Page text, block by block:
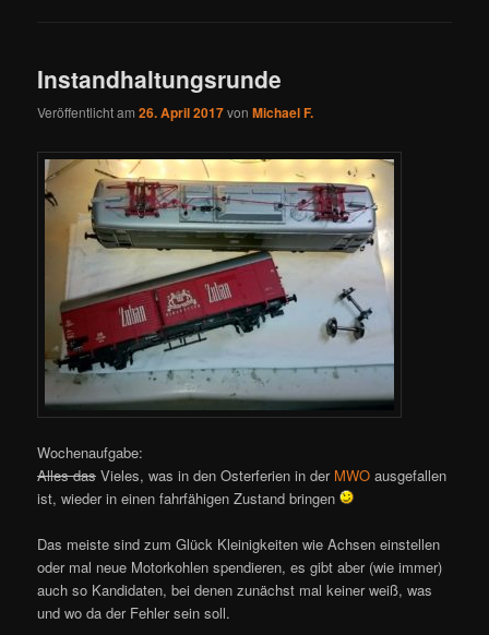
Instandhaltungsrunde
Veröffentlicht am26. April 2017vonMichael F.
Wochenaufgabe:
Alles das Vieles, was in den Osterferien in der MWO ausgefallen
ist, wieder in einen fahrfähigen Zustand bringen
Das meiste sind zum Glück Kleinigkeiten wie Achsen einstellen
oder mal neue Motorkohlen spendieren, es gibt aber (wie immer)
auch so Kandidaten, bei denen zunächst mal keiner weiß, was
und wo da der Fehler sein soll.